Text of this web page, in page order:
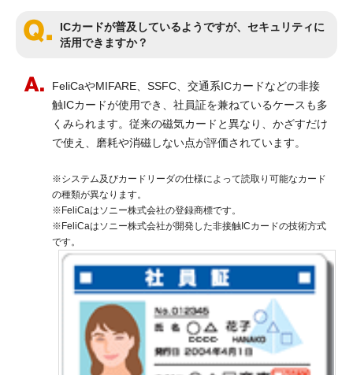
ICカードが普及しているようですが、セキュリティに
活用できますか？
FeliCaやMIFARE、SSFC、交通系ICカードなどの非接
触ICカードが使用でき、社員証を兼ねているケースも多
くみられます。従来の磁気カードと異なり、かざすだけ
で使え、磨耗や消磁しない点が評価されています。
※システム及びカードリーダの仕様によって読取り可能なカード
の種類が異なります。
※FeliCaはソニー株式会社の登録商標です。
※FeliCaはソニー株式会社が開発した非接触ICカードの技術方式
です。